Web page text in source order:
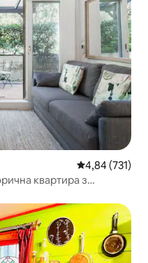
Середня
4,84 (731)
квартира з